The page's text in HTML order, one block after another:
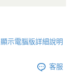
顯示電腦版詳細說明
客服